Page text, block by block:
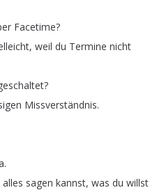
Facetime?
, weil du Termine nicht
?
Missverständnis.
.
alles sagen kannst, was du willst